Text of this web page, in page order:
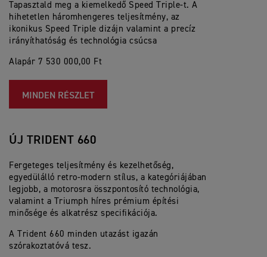
Tapasztald meg a kiemelkedő Speed Triple-t. A
hihetetlen háromhengeres teljesítmény, az
ikonikus Speed Triple dizájn valamint a precíz
irányíthatóság és technológia csúcsa
Alapár 7 530 000,00 Ft
MINDEN RÉSZLET
ÚJ TRIDENT 660
Fergeteges teljesítmény és kezelhetőség,
egyedülálló retro-modern stílus, a kategóriájában
legjobb, a motorosra összpontosító technológia,
valamint a Triumph híres prémium építési
minősége és alkatrész specifikációja.
A Trident 660 minden utazást igazán
szórakoztatóvá tesz.